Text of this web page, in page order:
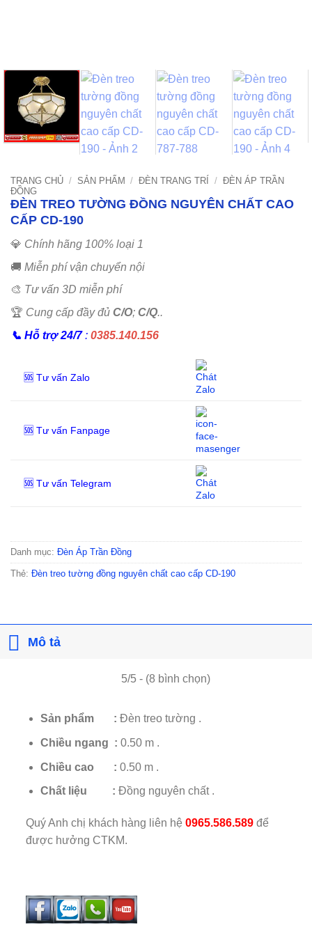
TRANG CHỦ / SẢN PHẨM / ĐÈN TRANG TRÍ / ĐÈN ÁP TRẦN
ĐỒNG
ĐÈN TREO TƯỜNG ĐỒNG NGUYÊN CHẤT CAO
CẤP CD-190
💎 Chính hãng 100% loại 1
🚚 Miễn phí vận chuyển nội
🎨 Tư vấn 3D miễn phí
🏆 Cung cấp đầy đủ C/O; C/Q..
📞 Hỗ trợ 24/7: 0385.140.156
🆘 Tư vấn Zalo
🆘 Tư vấn Fanpage
🆘 Tư vấn Telegram
Danh mục: Đèn Áp Trần Đồng
Thẻ: Đèn treo tường đồng nguyên chất cao cấp CD-190
Mô tả
5/5 - (8 bình chọn)
Sản phẩm : Đèn treo tường .
Chiều ngang : 0.50 m .
Chiều cao : 0.50 m .
Chất liệu : Đồng nguyên chất .
Quý Anh chị khách hàng liên hệ 0965.586.589để
được hưởng CTKM.